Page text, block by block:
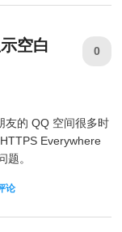
空白 0
友的 QQ 空间很多时
Everywhere
题。
论